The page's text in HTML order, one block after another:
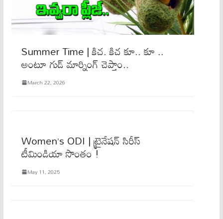
Summer Time | కిచ. కిచ కూ.. కూ ..
అంటూ గుడ్ మార్నింగ్ చెప్తాం..
March 22, 2026
Women’s ODI | ట్రైనేష‌న్ సిరీస్
టీమిండియా సొంతం !
May 11, 2025